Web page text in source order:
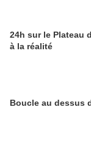
24h sur le Plateau
à la réalité
Boucle au dessus